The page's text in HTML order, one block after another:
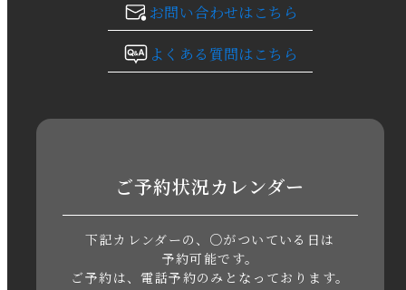
2023年10月
2023年8月
2023年5月
お問い合わせはこちら
よくある質問はこちら
ご予約状況カレンダー
下記カレンダーの、○がついている日は
予約可能です。
ご予約は、電話予約のみとなっております。